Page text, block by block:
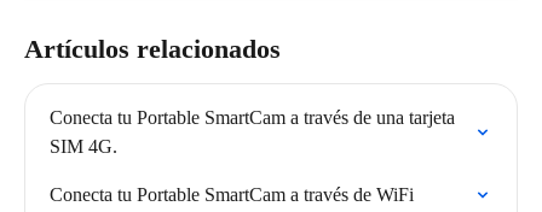
Artículos relacionados
Conecta tu Portable SmartCam a través de una tarjeta
SIM 4G.
Conecta tu Portable SmartCam a través de WiFi